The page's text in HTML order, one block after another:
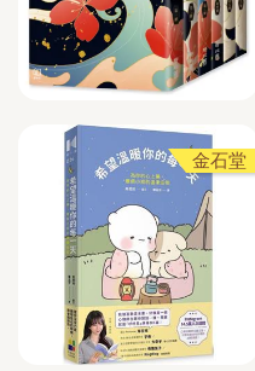
金石堂